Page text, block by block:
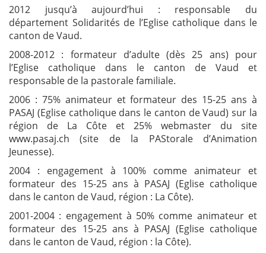
2012 jusqu’à aujourd’hui : responsable du
département Solidarités de l’Eglise catholique dans le
canton de Vaud.
2008-2012 : formateur d’adulte (dès 25 ans) pour
l’Eglise catholique dans le canton de Vaud et
responsable de la pastorale familiale.
2006 : 75% animateur et formateur des 15-25 ans à
PASAJ (Eglise catholique dans le canton de Vaud) sur la
région de La Côte et 25% webmaster du site
www.pasaj.ch (site de la PAStorale d’Animation
Jeunesse).
2004 : engagement à 100% comme animateur et
formateur des 15-25 ans à PASAJ (Eglise catholique
dans le canton de Vaud, région : La Côte).
2001-2004 : engagement à 50% comme animateur et
formateur des 15-25 ans à PASAJ (Eglise catholique
dans le canton de Vaud, région : la Côte).